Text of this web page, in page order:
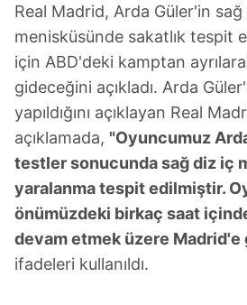
Real Madrid, Arda Güler'in
menisküsünde sakatlık tespit
için ABD'deki kamptan
gideceğini açıkladı. Arda
yapıldığını açıklayan Real
açıklamada, "Oyuncumuz
testler sonucunda sağ diz iç
yaralanma tespit edilmiştir.
önümüzdeki birkaç saat
devam etmek üzere Madrid'e
ifadeleri kullanıldı.